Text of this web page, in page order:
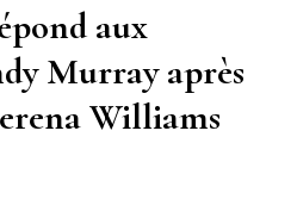
aux
Murray après
Williams